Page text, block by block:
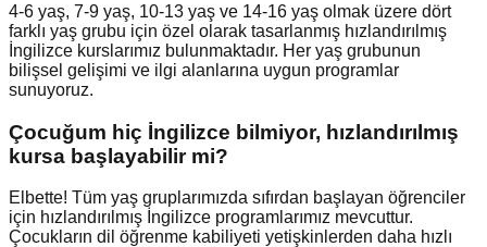
4-6 yaş, 7-9 yaş, 10-13 yaş ve 14-16 yaş olmak üzere dört
farklı yaş grubu için özel olarak tasarlanmış hızlandırılmış
İngilizce kurslarımız bulunmaktadır. Her yaş grubunun
bilişsel gelişimi ve ilgi alanlarına uygun programlar
sunuyoruz.
Çocuğum hiç İngilizce bilmiyor, hızlandırılmış
kursa başlayabilir mi?
Elbette! Tüm yaş gruplarımızda sıfırdan başlayan öğrenciler
için hızlandırılmış İngilizce programlarımız mevcuttur.
Çocukların dil öğrenme kabiliyeti yetişkinlerden daha hızlı